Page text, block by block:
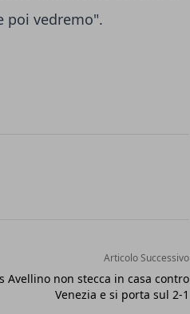
poi vedremo".
Articolo Successivo
Avellino non stecca in casa contro
Venezia e si porta sul 2-1